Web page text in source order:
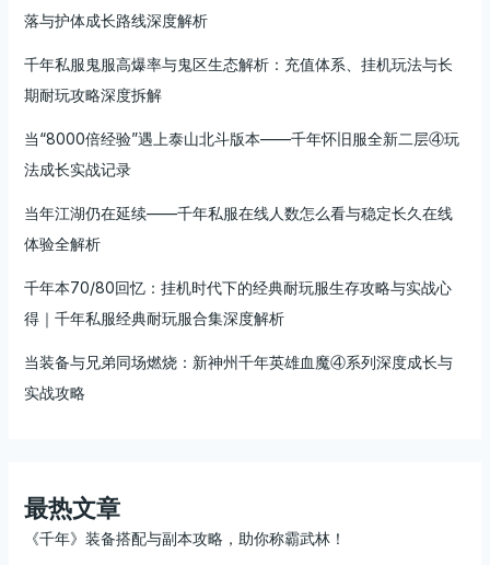
落与护体成长路线深度解析
千年私服鬼服高爆率与鬼区生态解析：充值体系、挂机玩法与长
期耐玩攻略深度拆解
当“8000倍经验”遇上泰山北斗版本——千年怀旧服全新二层④玩
法成长实战记录
当年江湖仍在延续——千年私服在线人数怎么看与稳定长久在线
体验全解析
千年本70/80回忆：挂机时代下的经典耐玩服生存攻略与实战心
得｜千年私服经典耐玩服合集深度解析
当装备与兄弟同场燃烧：新神州千年英雄血魔④系列深度成长与
实战攻略
最热文章
《千年》装备搭配与副本攻略，助你称霸武林！